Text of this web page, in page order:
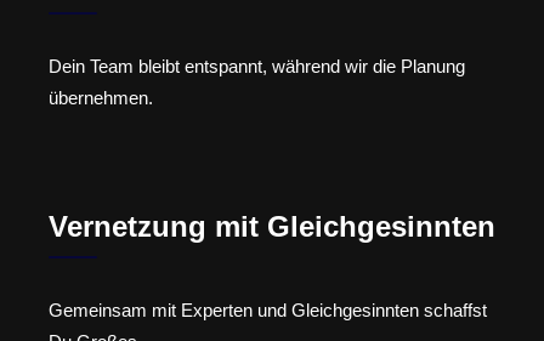
Dein Team bleibt entspannt, während wir die Planung
übernehmen.
Vernetzung mit Gleichgesinnten
Gemeinsam mit Experten und Gleichgesinnten schaffst